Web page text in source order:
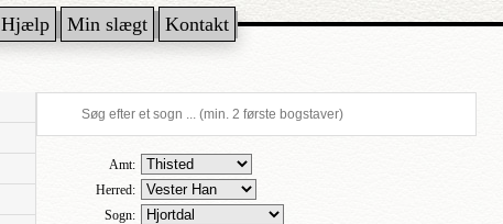
Hjælp Min slægt Kontakt
Amt:
Herred:
Sogn: